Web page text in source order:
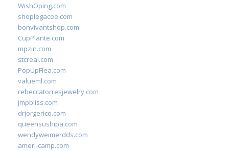
WishOping.com
shoplegacee.com
bonvivantshop.com
CupPlante.com
mpzin.com
stcreal.com
PopUpFlea.com
valueml.com
rebeccatorresjewelry.com
jmpbliss.com
drjorgerico.com
queensushipa.com
wendyweimerdds.com
ameri-camp.com